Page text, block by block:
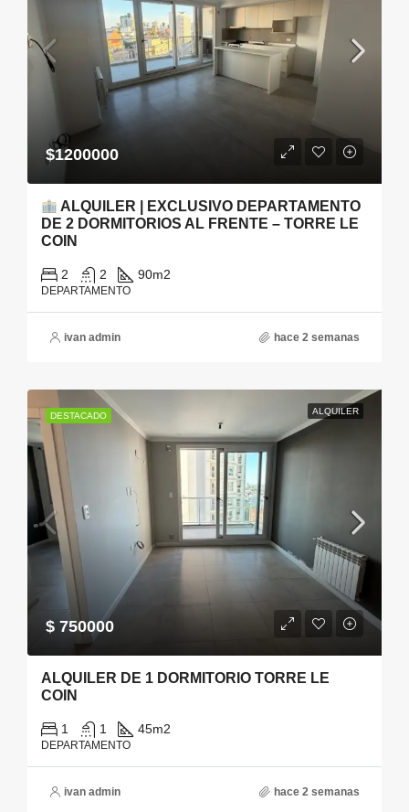
$1200000
ALQUILER | EXCLUSIVO DEPARTAMENTO
DE 2 DORMITORIOS AL FRENTE – TORRE LE
COIN
2 2 90m2
DEPARTAMENTO
ivan admin hace 2 semanas
DESTACADO ALQUILER
$ 750000
ALQUILER DE 1 DORMITORIO TORRE LE
COIN
1 1 45m2
DEPARTAMENTO
ivan admin hace 2 semanas